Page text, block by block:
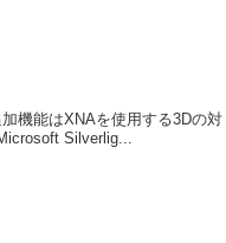
機能はXNAを使用する3Dの対
Silverlig...